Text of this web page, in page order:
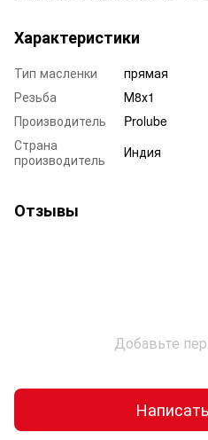
Характеристики
Тип масленки
прямая
Резьба
М8х1
Производитель
Prolube
Страна
производитель
Индия
Отзывы
Добавьте